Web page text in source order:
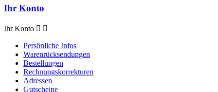
Ihr Konto
Ihr Konto  
Persönliche Infos
Warenrücksendungen
Bestellungen
Rechnungskorrekturen
Adressen
Gutscheine